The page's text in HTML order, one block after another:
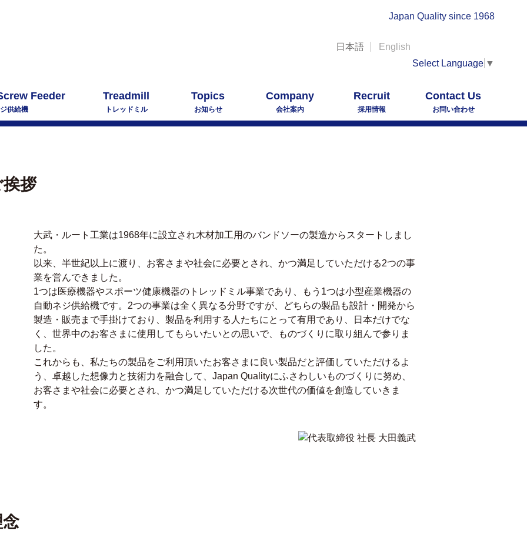
Japan Quality since 1968
日本語
English
Select Language ▼
Feeder
供給機
Treadmill
トレッドミル
Topics
お知らせ
Company
会社案内
Recruit
採用情報
Contact Us
お問い合わせ
拶
大武・ルート工業は1968年に設立され木材加工用のバンドソーの製造からスタートしまし
た。
以来、半世紀以上に渡り、お客さまや社会に必要とされ、かつ満足していただける2つの事
業を営んできました。
1つは医療機器やスポーツ健康機器のトレッドミル事業であり、もう1つは小型産業機器の
自動ネジ供給機です。2つの事業は全く異なる分野ですが、どちらの製品も設計・開発から
製造・販売まで手掛けており、製品を利用する人たちにとって有用であり、日本だけでな
く、世界中のお客さまに使用してもらいたいとの思いで、ものづくりに取り組んで参りま
した。
これからも、私たちの製品をご利用頂いたお客さまに良い製品だと評価していただけるよ
う、卓越した想像力と技術力を融合して、Japan Qualityにふさわしいものづくりに努め、
お客さまや社会に必要とされ、かつ満足していただける次世代の価値を創造していきま
す。